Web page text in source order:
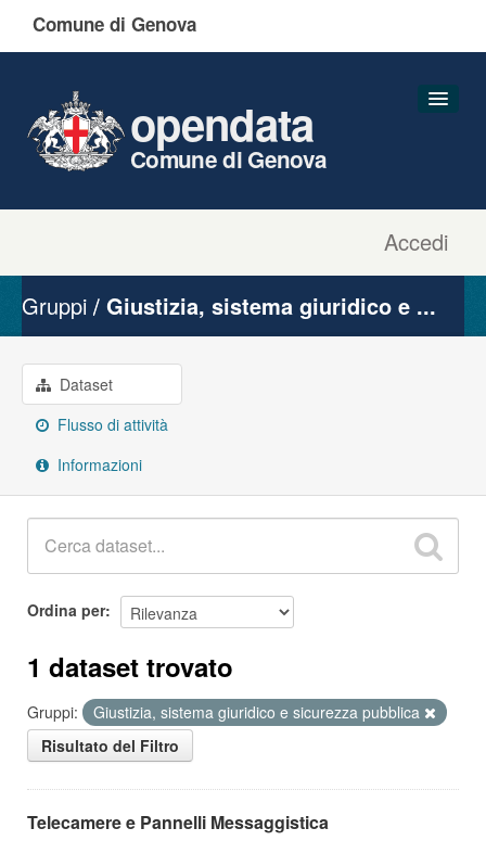
Comune di Genova
Accedi
opendata
Comune di Genova
Gruppi
Gruppi Giustizia, sistema giuridico e ...
Dataset
Flusso di attività
Informazioni
Ordina per
1 dataset trovato
Gruppi:
Giustizia, sistema giuridico e sicurezza pubblica
Risultato del Filtro
Telecamere e Pannelli Messaggistica